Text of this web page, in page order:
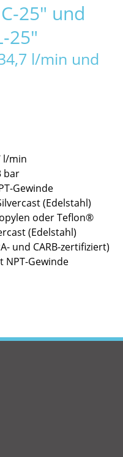
25" und
25"
l/min und
l/min
bar
Gewinde
(Edelstahl)
oder Teflon®
(Edelstahl)
und CARB-zertifiziert)
NPT-Gewinde